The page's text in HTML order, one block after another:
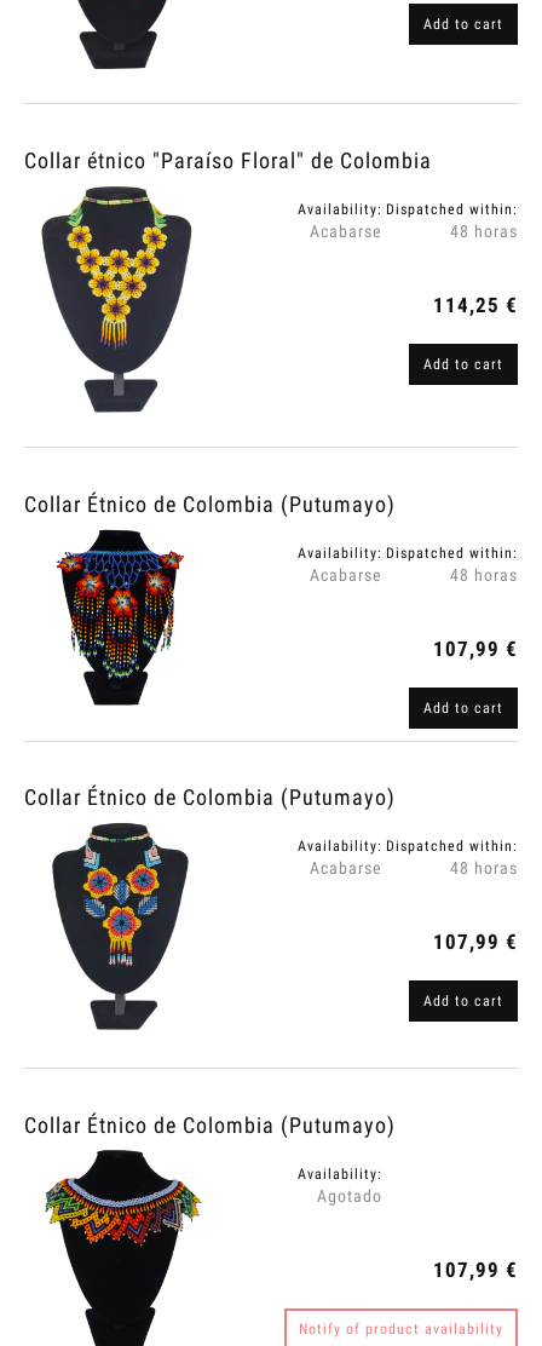
Add to cart
Collar étnico "Paraíso Floral" de Colombia
Availability:
Acabarse
Dispatched within:
48 horas
114,25 €
Add to cart
Collar Étnico de Colombia (Putumayo)
Availability:
Acabarse
Dispatched within:
48 horas
107,99 €
Add to cart
Collar Étnico de Colombia (Putumayo)
Availability:
Acabarse
Dispatched within:
48 horas
107,99 €
Add to cart
Collar Étnico de Colombia (Putumayo)
Availability:
Agotado
107,99 €
Notify of product availability